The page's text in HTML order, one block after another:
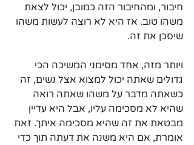
חיבור, ומהחיבור הזה כמובן, יכול לצאת
משהו טוב. אז היא לא רוצה לעשות משהו
שיסכן את זה.
ויותר מזה, אחד מסימני המשיכה הכי
גדולים שאתה יכול למצוא אצל נשים, זה
כשאתה מדבר על משהו שאתה רואה
שהיא לא מסכימה עליו, אבל היא עדיין
מבטאת את זה שהיא מסכימה איתך. זאת
אומרת, אם היא משנה את דעתה תוך כדי